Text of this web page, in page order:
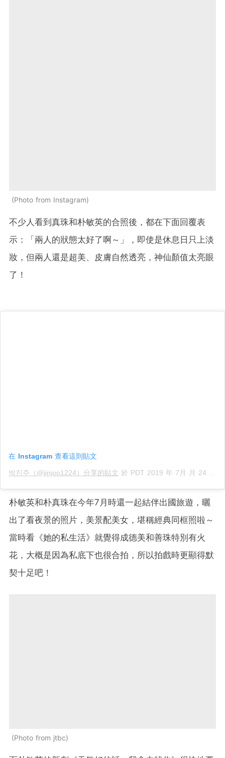
Photo from Instagram
不少人看到真珠和朴敏英的合照後，都在下面回覆表
示：「兩人的狀態太好了啊～」，即使是休息日只上淡
妝，但兩人還是超美、皮膚自然透亮，神仙顏值太亮眼
了！
在 Instagram 查看這則貼文
박진주（@jinjoo1224）分享的貼文 於 PDT 2019 年 7月 月 24 日 下午 9:59
朴敏英和朴真珠在今年7月時還一起結伴出國旅遊，曬
出了看夜景的照片，美景配美女，堪稱經典同框照啦～
當時看《她的私生活》就覺得成德美和善珠特別有火
花，大概是因為私底下也很合拍，所以拍戲時更顯得默
契十足吧！
Photo from jtbc